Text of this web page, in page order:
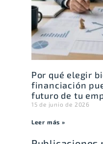
Por qué elegir
financiación
futuro de tu
15 de junio de 2026
Leer más »